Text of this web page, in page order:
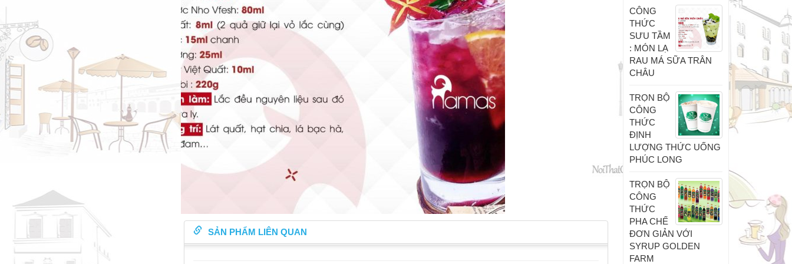
SẢN PHẨM LIÊN QUAN
CÔNG
THỨC
SƯU TẦM
: MÓN LẠ
RAU MÁ SỮA TRÂN
CHÂU
TRỌN BỘ
CÔNG
THỨC
ĐỊNH
LƯỢNG THỨC UỐNG
PHÚC LONG
TRỌN BỘ
CÔNG
THỨC
PHA CHẾ
ĐƠN GIẢN VỚI
SYRUP GOLDEN
FARM